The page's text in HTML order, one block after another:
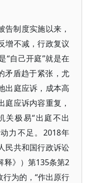
告制度实施以来，
增不减，行政复议
“自己开庭”就是在
矛盾趋于紧张，尤
出庭应诉，成本高
应诉内容重复，
关极易“出庭不出
力不足。2018年
民共和国行政诉讼
释》）第135条第2
为的，“作出原行